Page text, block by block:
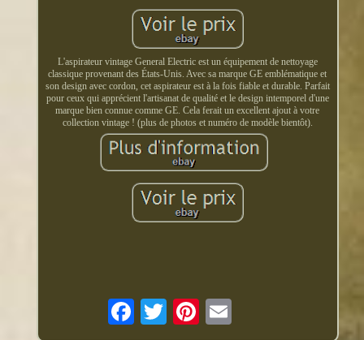
L'aspirateur vintage General Electric est un équipement de nettoyage
classique provenant des États-Unis. Avec sa marque GE emblématique et
son design avec cordon, cet aspirateur est à la fois fiable et durable. Parfait
pour ceux qui apprécient l'artisanat de qualité et le design intemporel d'une
marque bien connue comme GE. Cela ferait un excellent ajout à votre
collection vintage ! (plus de photos et numéro de modèle bientôt).